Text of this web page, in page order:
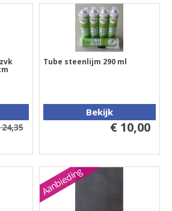
Tube steenlijm 290 ml
Bekijk
€ 10,00
Aanbieding